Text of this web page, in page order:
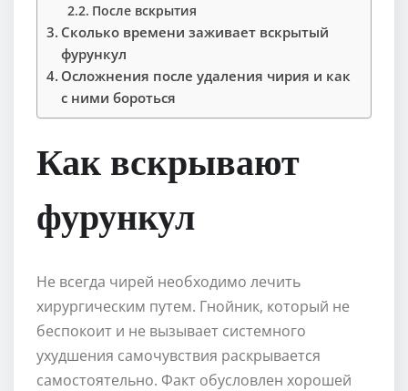
После вскрытия
Сколько времени заживает вскрытый
фурункул
Осложнения после удаления чирия и как
с ними бороться
Как вскрывают
фурункул
Не всегда чирей необходимо лечить
хирургическим путем. Гнойник, который не
беспокоит и не вызывает системного
ухудшения самочувствия раскрывается
самостоятельно. Факт обусловлен хорошей